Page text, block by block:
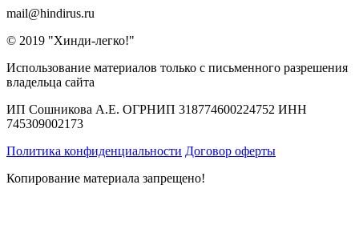
mail@hindirus.ru
© 2019 "Хинди-легко!"
Использование материалов только с письменного разрешения
владельца сайта
ИП Сошникова А.Е. ОГРНИП 318774600224752 ИНН
745309002173
Политика конфиденциальности Договор оферты
Копирование материала запрещено!